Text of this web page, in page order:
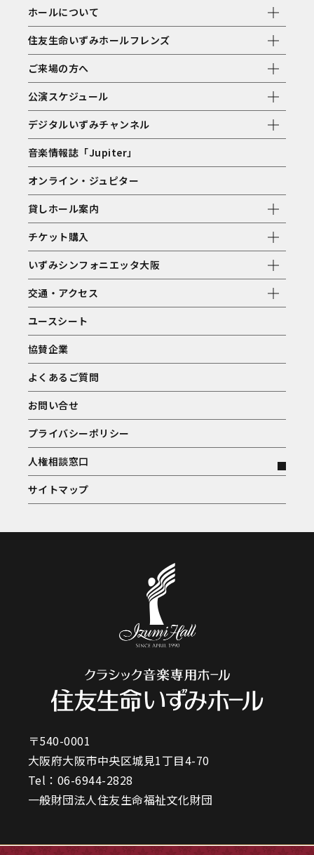
ホールについて
住友生命いずみホールフレンズ
ご来場の方へ
公演スケジュール
デジタルいずみチャンネル
音楽情報誌「Jupiter」
オンライン・ジュピター
貸しホール案内
チケット購入
いずみシンフォニエッタ大阪
交通・アクセス
ユースシート
協賛企業
よくあるご質問
お問い合せ
プライバシーポリシー
人権相談窓口
サイトマップ
〒540-0001
大阪府大阪市中央区城見1丁目4-70
Tel： 06-6944-2828
一般財団法人住友生命福祉文化財団